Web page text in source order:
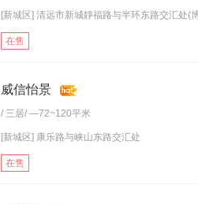
[新城区] 清远市新城靜福路与半环东路交汇处(
在售
威信怡景
/ 三居/ —72~120平米
[新城区] 康乐路与峡山东路交汇处
在售